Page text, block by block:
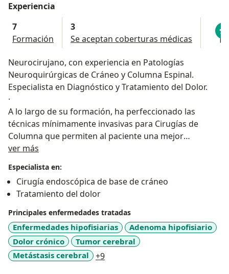
Experiencia
7
Formación
3
Se aceptan coberturas médicas
Neurocirujano, con experiencia en Patologías
Neuroquirúrgicas de Cráneo y Columna Espinal.
Especialista en Diagnóstico y Tratamiento del Dolor.
·
A lo largo de su formación, ha perfeccionado las
técnicas mínimamente invasivas para Cirugías de
Columna que permiten al paciente una mejor
recuperación postoperatoria con mejor control del
En cuanto a la patología craneal, se ha especializado
en Cirugía Endoscópica de Hipófisis y Base de Cráneo,
técnica que hoy en día se ha desarrollado
ampliamente para el tratamiento quirúrgico de
Adenomas de Hipófisis, Craneofaringiomas y Tumores
Craneales.
·
El correcto Diagnóstico y Tratamiento del Dolor, tanto
ver más
Especialista en:
Cirugía endoscópica de base de cráneo
Tratamiento del dolor
Principales enfermedades tratadas
Enfermedades hipofisiarias
Adenoma hipofisiario
Dolor crónico
Tumor cerebral
Metástasis cerebral
+9a11y_sr_more_diseases